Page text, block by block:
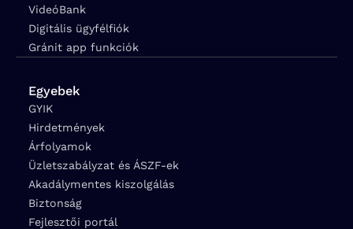
VideóBank
Digitális ügyfélfiók
Gránit app funkciók
Egyebek
GYIK
Hirdetmények
Árfolyamok
Üzletszabályzat és ÁSZF-ek
Akadálymentes kiszolgálás
Biztonság
Fejlesztői portál